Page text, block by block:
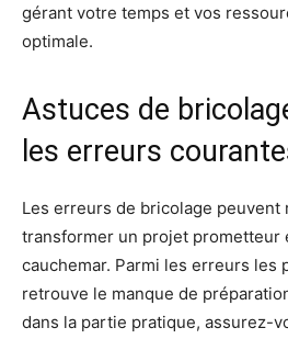
gérant votre temps et vos
optimale.
Astuces de
les erreurs
Les erreurs de bricolage peuvent
transformer un projet prometteur
cauchemar. Parmi les erreurs les
retrouve le manque de
dans la partie pratique, assurez-